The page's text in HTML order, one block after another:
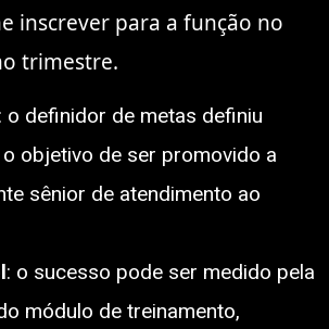
inscrever para a função no
trimestre.
: o definidor de metas definiu
objetivo de ser promovido a
sênior de atendimento ao
: o sucesso pode ser medido pela
módulo de treinamento,